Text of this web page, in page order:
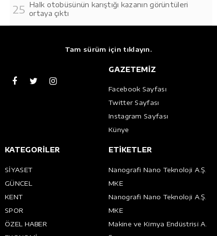
Halk otobüsünün karıştığı kazanın görüntüleri
ortaya çıktı
Tam sürüm için tıklayın.
GAZETEMİZ
Facebook Sayfası
Twitter Sayfası
Instagram Sayfası
Künye
KATEGORİLER
SİYASET
GÜNCEL
KENT
SPOR
ÖZEL HABER
ETİKETLER
Nanografi Nano Teknoloji A.Ş.
MKE
Nanografi Nano Teknoloji A.Ş.
MKE
Makine ve Kimya Endüstrisi A.